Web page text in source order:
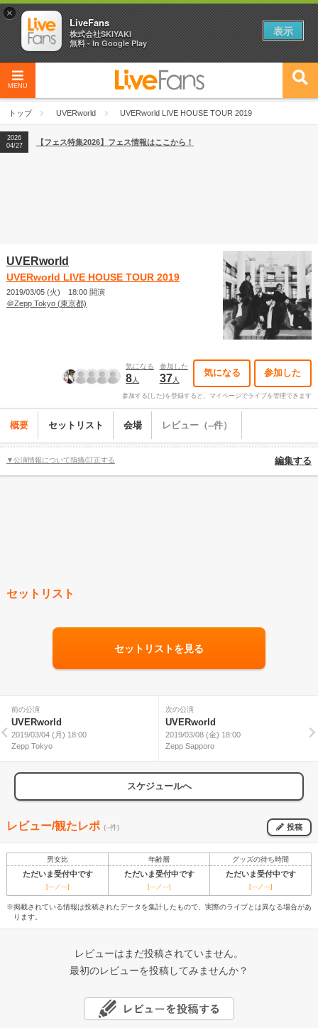
MENU
トップ UVERworld UVERworld LIVE HOUSE TOUR 2019
2026
04/27
2026
【ライブ動員ランキング】2026年上半期編発表！
2026
04/27
【フェス特集2026】フェス情報はここから！
UVERworld
UVERworld LIVE HOUSE TOUR 2019
2019/03/05 (火) 18:00 開演
＠Zepp Tokyo (東京都)
気になる
8人
参加した
37 人
気になる 参加した
参加する(した)を登録すると、マイページでライブを管理できます
概要 セットリスト 会場 レビュー（--件）
▼公演情報について指摘/訂正する 編集する
セットリスト
セットリストを見る
前の公演
UVERworld
2019/03/04 (月) 18:00
Zepp Tokyo
次の公演
UVERworld
2019/03/08 (金) 18:00
Zepp Sapporo
スケジュールへ
レビュー/観たレポ (--件) 投稿
男女比 年齢層 グッズの待ち時間
ただいま受付中です ただいま受付中です ただいま受付中です
[---／---] [---／---] [---／---]
※掲載されている情報は投稿されたデータを集計したもので、実際のライブとは異なる場合があ
ります。
レビューはまだ投稿されていません。
最初のレビューを投稿してみませんか？
×
LiveFans
株式会社SKIYAKI
無料 - In Google Play
表示